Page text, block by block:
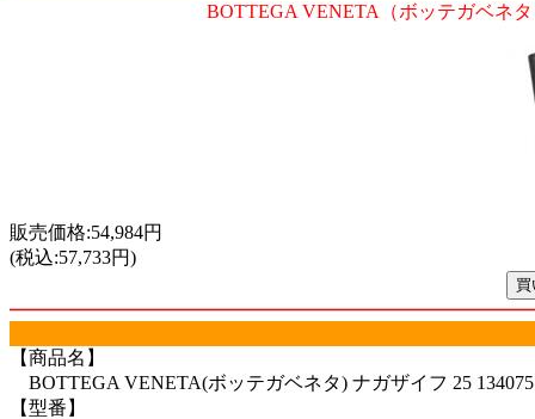
BOTTEGA VENETA（ボッテガベネタ
販売価格:54,984円
(税込:57,733円)
【商品名】
BOTTEGA VENETA(ボッテガベネタ) ナガザイフ 25
【型番】